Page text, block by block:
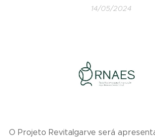
14/05/2024
O Projeto Revitalgarve será